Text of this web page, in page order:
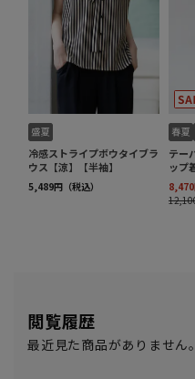
閲覧履歴
最近見た商品がありません。